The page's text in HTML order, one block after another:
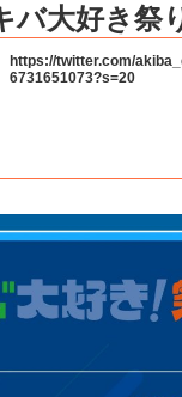
バ大好き祭
https://twitter.com/
6731651073?s=20